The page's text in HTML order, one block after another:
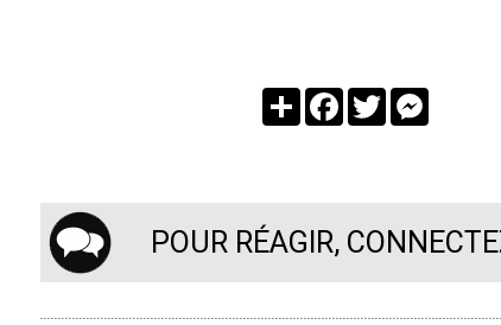
PartagerFacebook
Twitter
POUR RÉAGIR,